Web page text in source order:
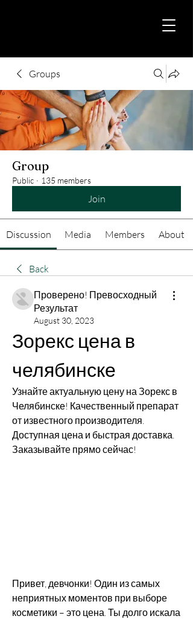
Groups
Group
Public · 135 members
Join
Discussion Media Members About
Back
Проверено! Превосходный
Результат
August 30, 2023
Зорекс цена в
челябинске
Узнайте актуальную цену на Зорекс в
Челябинске! Качественный препарат
от известного производителя.
Доступная цена и быстрая доставка.
Заказывайте прямо сейчас!
Привет, девчонки! Один из самых
неприятных моментов при выборе
косметики – это цена. Ты долго искала